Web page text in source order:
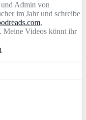
Admin von
im Jahr und schreibe
,
. Meine Videos könnt ihr